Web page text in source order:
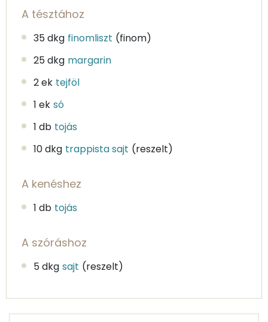
A tésztához
35 dkg finomliszt (finom)
25 dkg margarin
2 ek tejföl
1 ek só
1 db tojás
10 dkg trappista sajt (reszelt)
A kenéshez
1 db tojás
A szóráshoz
5 dkg sajt (reszelt)